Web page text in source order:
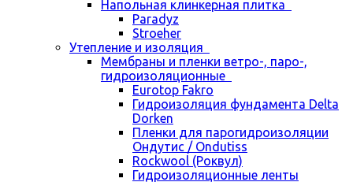
Напольная клинкерная плитка
Paradyz
Stroeher
Утепление и изоляция
Мембраны и пленки ветро-, паро-,
гидроизоляционные
Eurotop Fakro
Гидроизоляция фундамента Delta
Dorken
Пленки для парогидроизоляции
Ондутис / Ondutiss
Rockwool (Роквул)
Гидроизоляционные ленты